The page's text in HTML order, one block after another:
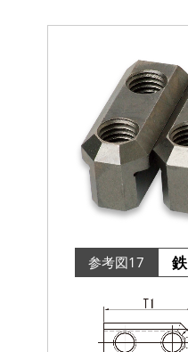
参考図17 鉄